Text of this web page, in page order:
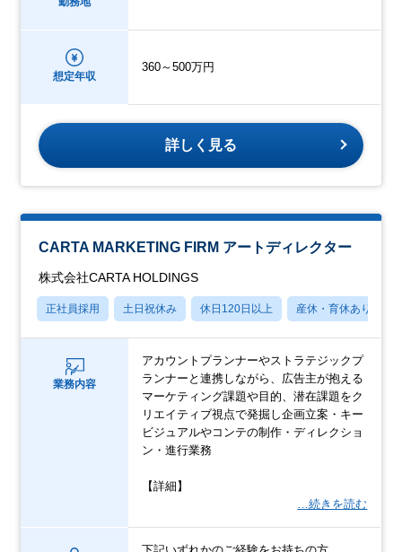
想定年収
360～500万円
詳しく見る
CARTA MARKETING FIRM アートディレクター
株式会社CARTA HOLDINGS
正社員採用 土日祝休み 休日120日以上 産休・育休あり
業務内容
アカウントプランナーやストラテジックプ
ランナーと連携しながら、広告主が抱える
マーケティング課題や目的、潜在課題をク
リエイティブ視点で発掘し企画立案・キー
ビジュアルやコンテの制作・ディレクショ
ン・進行業務
【詳細】
…続きを読む